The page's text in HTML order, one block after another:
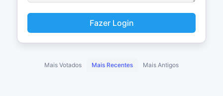
Fazer Login
Mais Votados Mais Recentes Mais Antigos